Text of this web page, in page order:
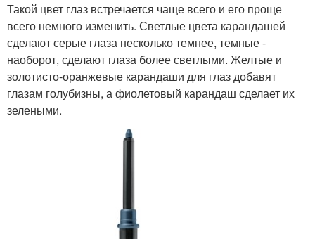
Такой цвет глаз встречается чаще всего и его проще
всего немного изменить. Светлые цвета карандашей
сделают серые глаза несколько темнее, темные -
наоборот, сделают глаза более светлыми. Желтые и
золотисто-оранжевые карандаши для глаз добавят
глазам голубизны, а фиолетовый карандаш сделает их
зелеными.